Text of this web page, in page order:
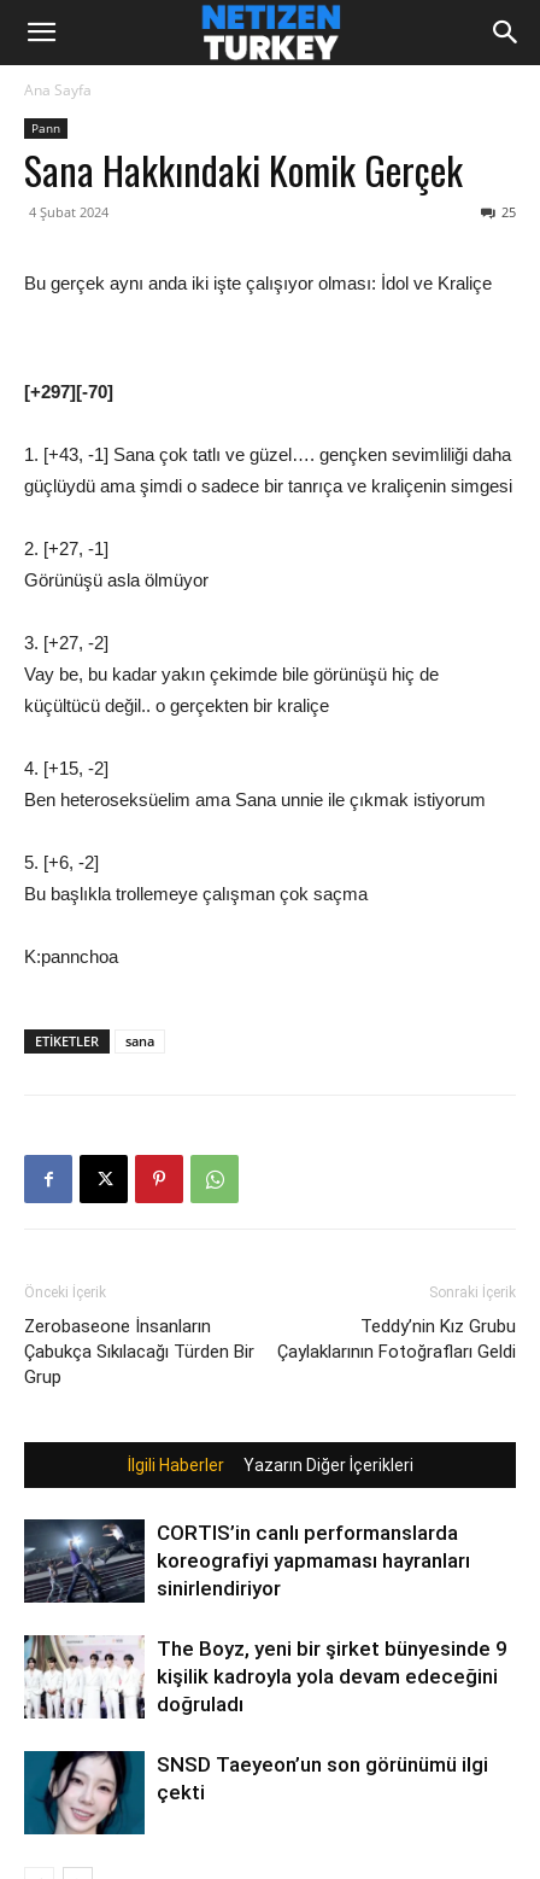
Ana Sayfa
Pann
Sana Hakkındaki Komik Gerçek
4 Şubat 2024 25
Bu gerçek aynı anda iki işte çalışıyor olması: İdol ve Kraliçe
[+297][-70]
1. [+43, -1] Sana çok tatlı ve güzel…. gençken sevimliliği daha
güçlüydü ama şimdi o sadece bir tanrıça ve kraliçenin simgesi
2. [+27, -1]
Görünüşü asla ölmüyor
3. [+27, -2]
Vay be, bu kadar yakın çekimde bile görünüşü hiç de
küçültücü değil.. o gerçekten bir kraliçe
4. [+15, -2]
Ben heteroseksüelim ama Sana unnie ile çıkmak istiyorum
5. [+6, -2]
Bu başlıkla trollemeye çalışman çok saçma
K:pannchoa
ETIKETLER sana
Önceki İçerik
Zerobaseone İnsanların
Çabukça Sıkılacağı Türden Bir
Grup
Sonraki İçerik
Teddy’nin Kız Grubu
Çaylaklarının Fotoğrafları Geldi
İlgili Haberler Yazarın Diğer İçerikleri
CORTIS’in canlı performanslarda
koreografiyi yapmaması hayranları
sinirlendiriyor
The Boyz, yeni bir şirket bünyesinde 9
kişilik kadroyla yola devam edeceğini
doğruladı
SNSD Taeyeon’un son görünümü ilgi
çekti